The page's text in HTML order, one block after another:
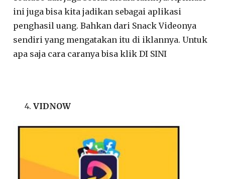
ini juga bisa kita jadikan sebagai aplikasi
penghasil uang. Bahkan dari Snack Videonya
sendiri yang mengatakan itu di iklannya. Untuk
apa saja cara caranya bisa klik DI SINI
VIDNOW